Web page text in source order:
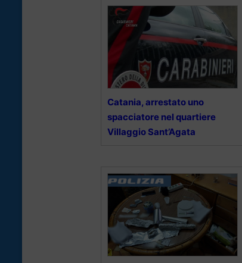
Catania, arrestato uno
spacciatore nel quartiere
Villaggio Sant’Agata